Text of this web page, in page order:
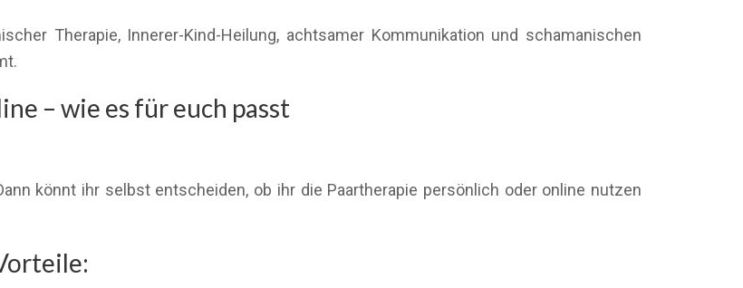
Therapie, Innerer-Kind-Heilung, achtsamer Kommunikation und schamanischen
– wie es für euch passt
könnt ihr selbst entscheiden, ob ihr die Paartherapie persönlich oder online nutzen